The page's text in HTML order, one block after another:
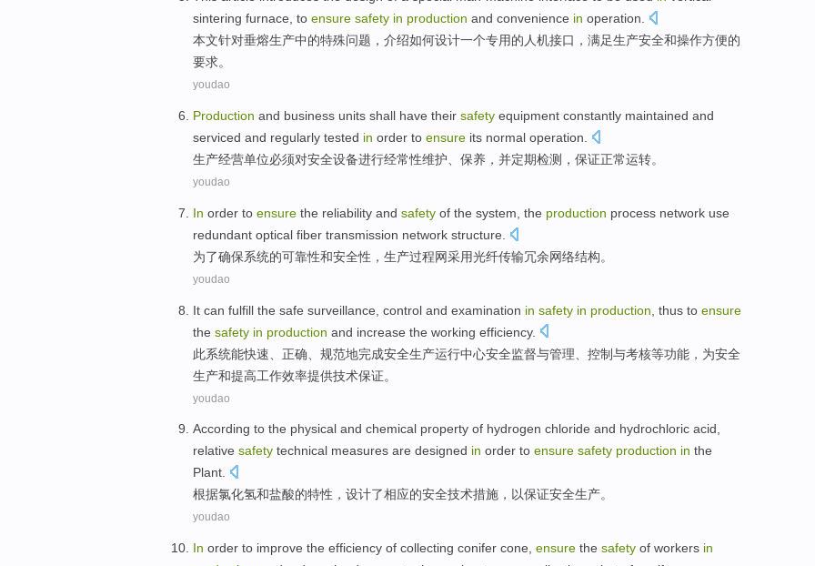
sintering furnace to ensure safety in production and convenience in operation
本文针对垂熔生产中的特殊问题， 介绍如何设计一个专用的 人机接口 ， 满足生产安全和操作方便的
要求。
youdao
Production and business units shall have their safety equipment constantly maintained and
serviced and regularly tested in order to ensure its normal operation
生产经营单位必须对安全设备进行经常性维护 保养 ， 并定期检测 ， 保证正常运转。
youdao
In order to ensure the reliability and safety of the system , the production process network use
redundant optical fiber transmission network structure
为了确保系统的可靠性和安全性 ， 生产过程网采用光纤传输冗余网络结构。
youdao
It can fulfill the safe surveillance control and examination in safety in production , thus to ensure
the safety in production and increase the working efficiency.
此系统能快速、正确、规范地完成安全生产运行中心安全监督与管理、 控制与考核等功能 ， 为安全
生产和提高工作效率提供技术保证。
youdao
According to the physical and chemical property of hydrogen chloride and hydrochloric acid,
relative safety technical measures are designed in order to ensure safety production in the
Plant.
根据氯化氢和盐酸的特性 ， 设计了相应的安全技术措施 ， 以保证安全生产。
youdao
In order to improve the efficiency of collecting conifer cone, ensure the safety of workers in